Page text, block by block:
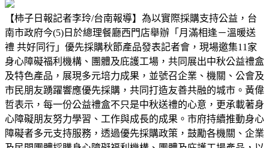
【柿子日報記者李玲/台南報導】為以實際採購支持公益，台
南市政府今(5)日於總理餐廳西門店舉辦「月滿相逢－溫暖送
禮 共好同行」優先採購秋節產品發表記者會，現場邀集11家
身心障礙福利機構、團體及庇護工場，共同展出中秋公益禮盒
及特色產品，展現多元培力成果，並號召企業、機關、公會及
市民朋友踴躍響應優先採購，共同打造友善共融的城市。黃偉
哲表示，每一份公益禮盒不只是中秋送禮的心意，更承載著身
心障礙朋友努力學習、工作與成長的成果。市府持續推動身心
障礙者多元支持服務，透過優先採購政策，鼓勵各機關、企業